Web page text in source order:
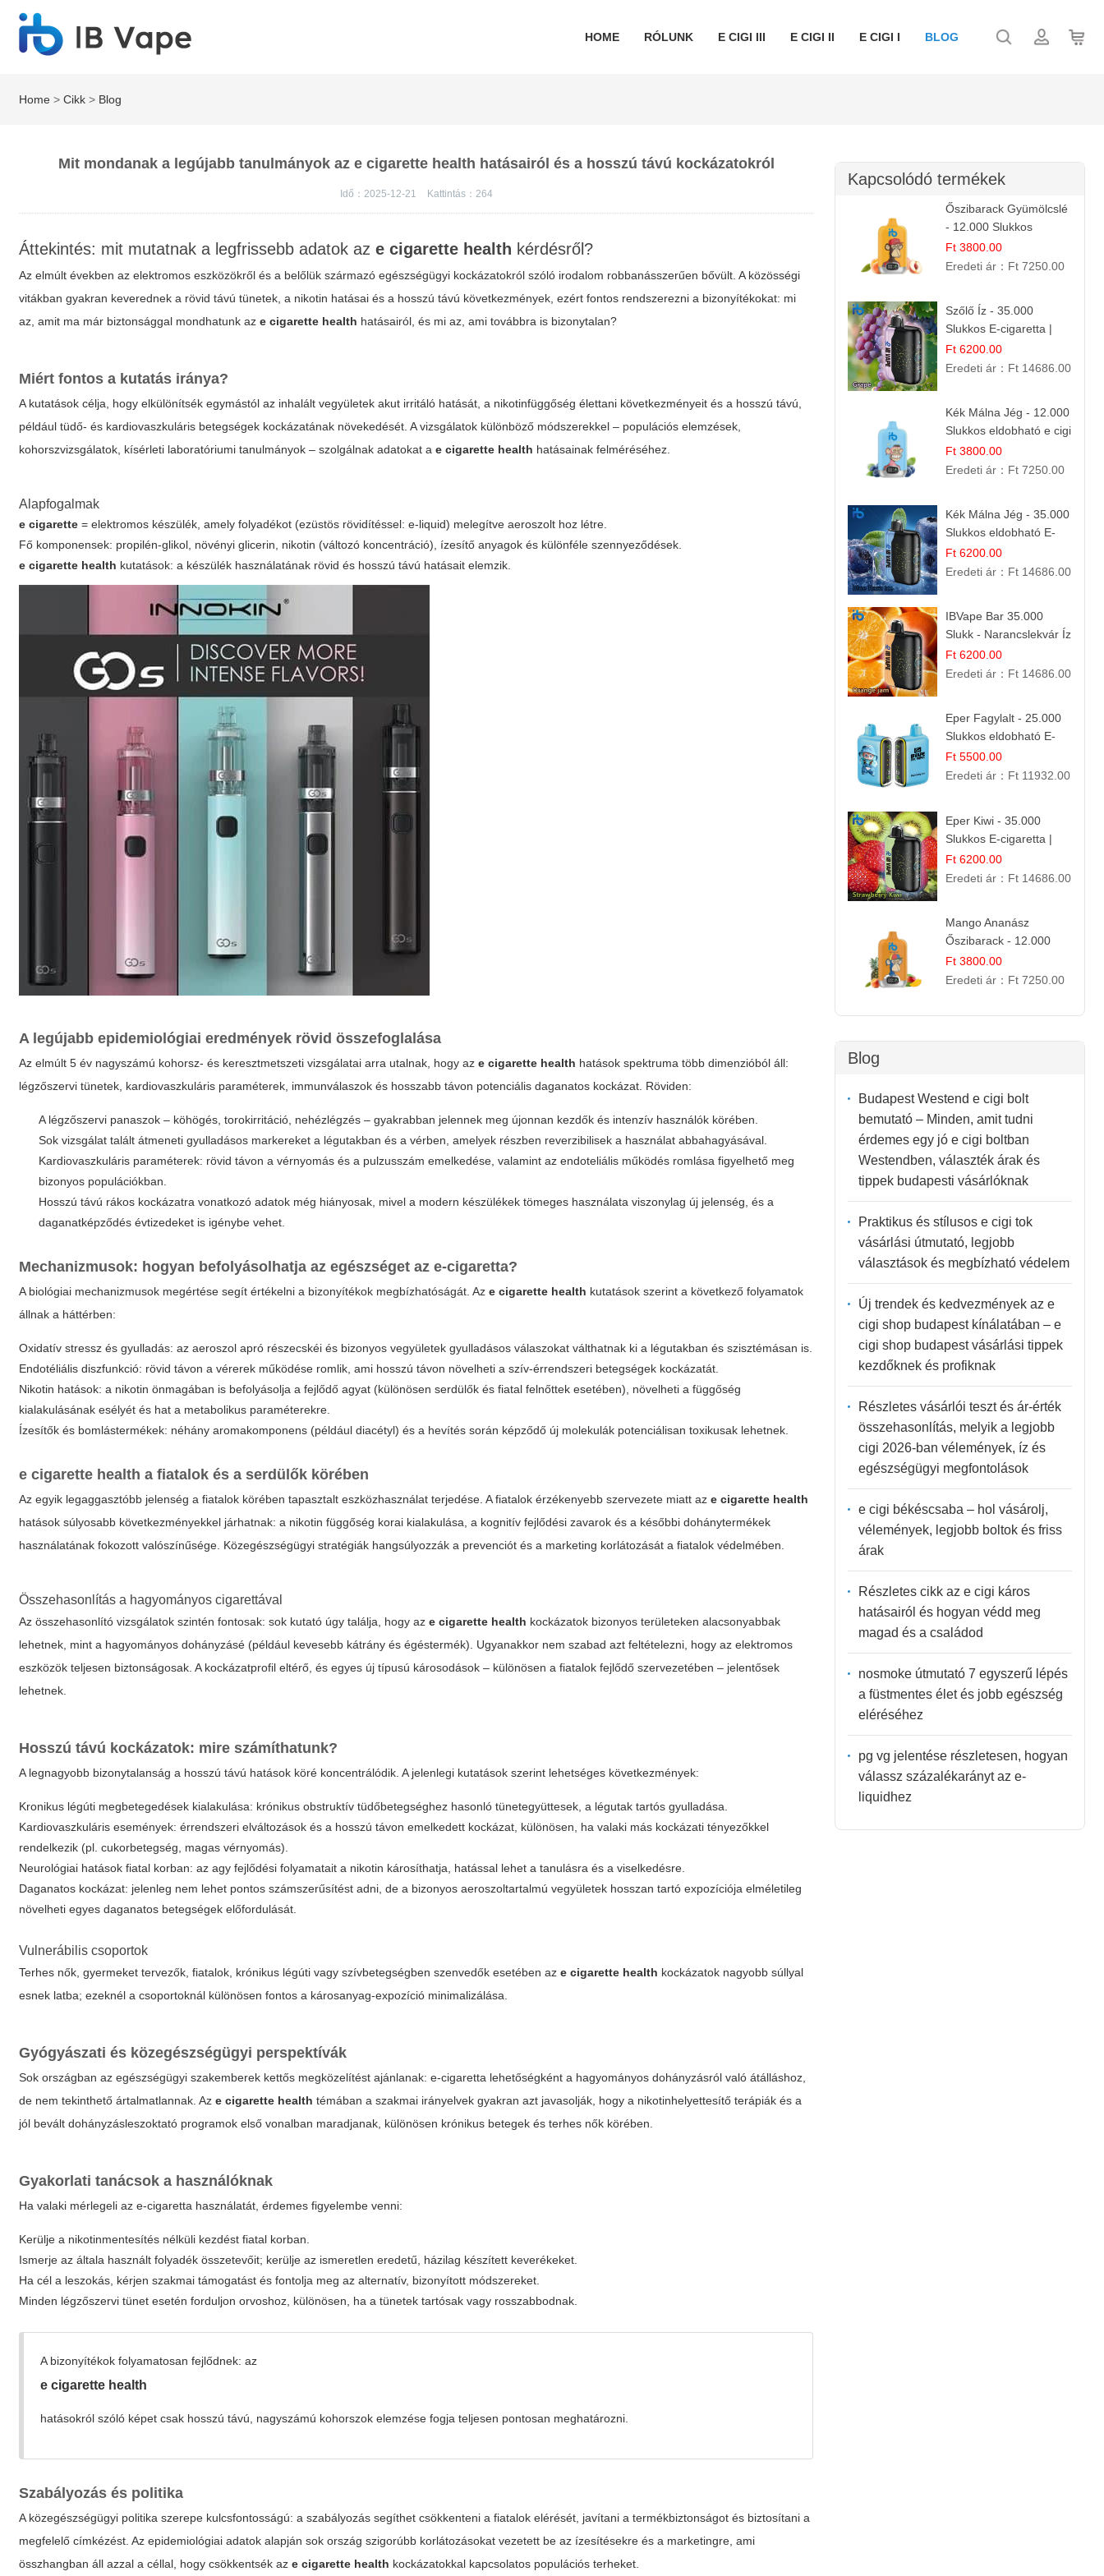
HOME RÓLUNK E CIGI III E CIGI II E CIGI I BLOG
Home >Cikk > Blog
Mit mondanak a legújabb tanulmányok az e cigarette health hatásairól és a hosszú távú kockázatokról
Idő：2025-12-21 Kattintás： 264
Áttekintés: mit mutatnak a legfrissebb adatok aze cigarette health kérdésről?
Az elmúlt években az elektromos eszközökről és a belőlük származó egészségügyi kockázatokról szóló irodalom robbanásszerűen bővült. A közösségi
vitákban gyakran keverednek a rövid távú tünetek, a nikotin hatásai és a hosszú távú következmények, ezért fontos rendszerezni a bizonyítékokat: mi
az, amit ma már biztonsággal mondhatunk aze cigarette health hatásairól, és mi az, ami továbbra is bizonytalan?
Miért fontos a kutatás iránya?
A kutatások célja, hogy elkülönítsék egymástól az inhalált vegyületek akut irritáló hatását, a nikotinfüggőség élettani következményeit és a hosszú távú,
például tüdő- és kardiovaszkuláris betegségek kockázatának növekedését. A vizsgálatok különböző módszerekkel – populációs elemzések,
kohorszvizsgálatok, kísérleti laboratóriumi tanulmányok – szolgálnak adatokat ae cigarette health hatásainak felméréséhez.
Alapfogalmak
e cigarette = elektromos készülék, amely folyadékot (ezüstös rövidítéssel: e-liquid) melegítve aeroszolt hoz létre.
Fő komponensek: propilén-glikol, növényi glicerin, nikotin (változó koncentráció), ízesítő anyagok és különféle szennyeződések.
e cigarette health kutatások: a készülék használatának rövid és hosszú távú hatásait elemzik.
A legújabb epidemiológiai eredmények rövid összefoglalása
Az elmúlt 5 év nagyszámú kohorsz- és keresztmetszeti vizsgálatai arra utalnak, hogy aze cigarette health hatások spektruma több dimenzióból áll:
légzőszervi tünetek, kardiovaszkuláris paraméterek, immunválaszok és hosszabb távon potenciális daganatos kockázat. Röviden:
A légzőszervi panaszok – köhögés, torokirritáció, nehézlégzés – gyakrabban jelennek meg újonnan kezdők és intenzív használók körében.
Sok vizsgálat talált átmeneti gyulladásos markereket a légutakban és a vérben, amelyek részben reverzibilisek a használat abbahagyásával.
Kardiovaszkuláris paraméterek: rövid távon a vérnyomás és a pulzusszám emelkedése, valamint az endoteliális működés romlása figyelhető meg
bizonyos populációkban.
Hosszú távú rákos kockázatra vonatkozó adatok még hiányosak, mivel a modern készülékek tömeges használata viszonylag új jelenség, és a
daganatképződés évtizedeket is igénybe vehet.
Mechanizmusok: hogyan befolyásolhatja az egészséget az e-cigaretta?
A biológiai mechanizmusok megértése segít értékelni a bizonyítékok megbízhatóságát. Aze cigarette health kutatások szerint a következő folyamatok
állnak a háttérben:
Oxidatív stressz és gyulladás: az aeroszol apró részecskéi és bizonyos vegyületek gyulladásos válaszokat válthatnak ki a légutakban és szisztémásan is.
Endotéliális diszfunkció: rövid távon a vérerek működése romlik, ami hosszú távon növelheti a szív-érrendszeri betegségek kockázatát.
Nikotin hatások: a nikotin önmagában is befolyásolja a fejlődő agyat (különösen serdülők és fiatal felnőttek esetében), növelheti a függőség
kialakulásának esélyét és hat a metabolikus paraméterekre.
Ízesítők és bomlástermékek: néhány aromakomponens (például diacétyl) és a hevítés során képződő új molekulák potenciálisan toxikusak lehetnek.
e cigarette health a fiatalok és a serdülők körében
Az egyik legaggasztóbb jelenség a fiatalok körében tapasztalt eszközhasználat terjedése. A fiatalok érzékenyebb szervezete miatt aze cigarette health
hatások súlyosabb következményekkel járhatnak: a nikotin függőség korai kialakulása, a kognitív fejlődési zavarok és a későbbi dohánytermékek
használatának fokozott valószínűsége. Közegészségügyi stratégiák hangsúlyozzák a prevenciót és a marketing korlátozását a fiatalok védelmében.
Összehasonlítás a hagyományos cigarettával
Az összehasonlító vizsgálatok szintén fontosak: sok kutató úgy találja, hogy aze cigarette health kockázatok bizonyos területeken alacsonyabbak
lehetnek, mint a hagyományos dohányzásé (például kevesebb kátrány és égéstermék). Ugyanakkor nem szabad azt feltételezni, hogy az elektromos
eszközök teljesen biztonságosak. A kockázatprofil eltérő, és egyes új típusú károsodások – különösen a fiatalok fejlődő szervezetében – jelentősek
lehetnek.
Hosszú távú kockázatok: mire számíthatunk?
A legnagyobb bizonytalanság a hosszú távú hatások köré koncentrálódik. A jelenlegi kutatások szerint lehetséges következmények:
Kronikus légúti megbetegedések kialakulása: krónikus obstruktív tüdőbetegséghez hasonló tünetegyüttesek, a légutak tartós gyulladása.
Kardiovaszkuláris események: érrendszeri elváltozások és a hosszú távon emelkedett kockázat, különösen, ha valaki más kockázati tényezőkkel
rendelkezik (pl. cukorbetegség, magas vérnyomás).
Neurológiai hatások fiatal korban: az agy fejlődési folyamatait a nikotin károsíthatja, hatással lehet a tanulásra és a viselkedésre.
Daganatos kockázat: jelenleg nem lehet pontos számszerűsítést adni, de a bizonyos aeroszoltartalmú vegyületek hosszan tartó expozíciója elméletileg
növelheti egyes daganatos betegségek előfordulását.
Vulnerábilis csoportok
Terhes nők, gyermeket tervezők, fiatalok, krónikus légúti vagy szívbetegségben szenvedők esetében aze cigarette health kockázatok nagyobb súllyal
esnek latba; ezeknél a csoportoknál különösen fontos a károsanyag-expozíció minimalizálása.
Gyógyászati és közegészségügyi perspektívák
Sok országban az egészségügyi szakemberek kettős megközelítést ajánlanak: e-cigaretta lehetőségként a hagyományos dohányzásról való átálláshoz,
de nem tekinthető ártalmatlannak. Aze cigarette health témában a szakmai irányelvek gyakran azt javasolják, hogy a nikotinhelyettesítő terápiák és a
jól bevált dohányzásleszoktató programok első vonalban maradjanak, különösen krónikus betegek és terhes nők körében.
Gyakorlati tanácsok a használóknak
Ha valaki mérlegeli az e-cigaretta használatát, érdemes figyelembe venni:
Kerülje a nikotinmentesítés nélküli kezdést fiatal korban.
Ismerje az általa használt folyadék összetevőit; kerülje az ismeretlen eredetű, házilag készített keverékeket.
Ha cél a leszokás, kérjen szakmai támogatást és fontolja meg az alternatív, bizonyított módszereket.
Minden légzőszervi tünet esetén forduljon orvoshoz, különösen, ha a tünetek tartósak vagy rosszabbodnak.
A bizonyítékok folyamatosan fejlődnek: az
e cigarette health
hatásokról szóló képet csak hosszú távú, nagyszámú kohorszok elemzése fogja teljesen pontosan meghatározni.
Szabályozás és politika
A közegészségügyi politika szerepe kulcsfontosságú: a szabályozás segíthet csökkenteni a fiatalok elérését, javítani a termékbiztonságot és biztosítani a
megfelelő címkézést. Az epidemiológiai adatok alapján sok ország szigorúbb korlátozásokat vezetett be az ízesítésekre és a marketingre, ami
összhangban áll azzal a céllal, hogy csökkentsék aze cigarette health kockázatokkal kapcsolatos populációs terheket.
Kapcsolódó termékek
Őszibarack Gyümölcslé
- 12.000 Slukkos
eldobható e-Cigaretta |
Friss Gyümölcs Íz
Ft 3800.00
Eredeti ár： Ft 7250.00
Szőlő Íz - 35.000
Slukkos E-cigaretta |
Friss Gyümölcs Aroma
Ft 6200.00
Eredeti ár： Ft 14686.00
Kék Málna Jég - 12.000
Slukkos eldobható e cigi
| Frissítő Bogyós Íz
Ft 3800.00
Eredeti ár： Ft 7250.00
Kék Málna Jég - 35.000
Slukkos eldobható E-
cigaretta | Frissítő
Ízélmény
Ft 6200.00
Eredeti ár： Ft 14686.00
IBVape Bar 35.000
Slukk - Narancslekvár Íz
| Prémium E-cigaretta
Ft 6200.00
Eredeti ár： Ft 14686.00
Eper Fagylalt - 25.000
Slukkos eldobható E-
cigaretta | Édes
Desszert Íz
Ft 5500.00
Eredeti ár： Ft 11932.00
Eper Kiwi - 35.000
Slukkos E-cigaretta |
IBVape Bar Friss
Gyümölcs Ízek
Ft 6200.00
Eredeti ár： Ft 14686.00
Mango Ananász
Őszibarack - 12.000
Slukkos eldobható e-
Cigaretta
Ft 3800.00
Eredeti ár： Ft 7250.00
Blog
Budapest Westend e cigi bolt
bemutató – Minden, amit tudni
érdemes egy jó e cigi boltban
Westendben, választék árak és
tippek budapesti vásárlóknak
Praktikus és stílusos e cigi tok
vásárlási útmutató, legjobb
választások és megbízható védelem
Új trendek és kedvezmények az e
cigi shop budapest kínálatában – e
cigi shop budapest vásárlási tippek
kezdőknek és profiknak
Részletes vásárlói teszt és ár-érték
összehasonlítás, melyik a legjobb
cigi 2026-ban vélemények, íz és
egészségügyi megfontolások
e cigi békéscsaba – hol vásárolj,
vélemények, legjobb boltok és friss
árak
Részletes cikk az e cigi káros
hatásairól és hogyan védd meg
magad és a családod
nosmoke útmutató 7 egyszerű lépés
a füstmentes élet és jobb egészség
eléréséhez
pg vg jelentése részletesen, hogyan
válassz százalékarányt az e-
liquidhez